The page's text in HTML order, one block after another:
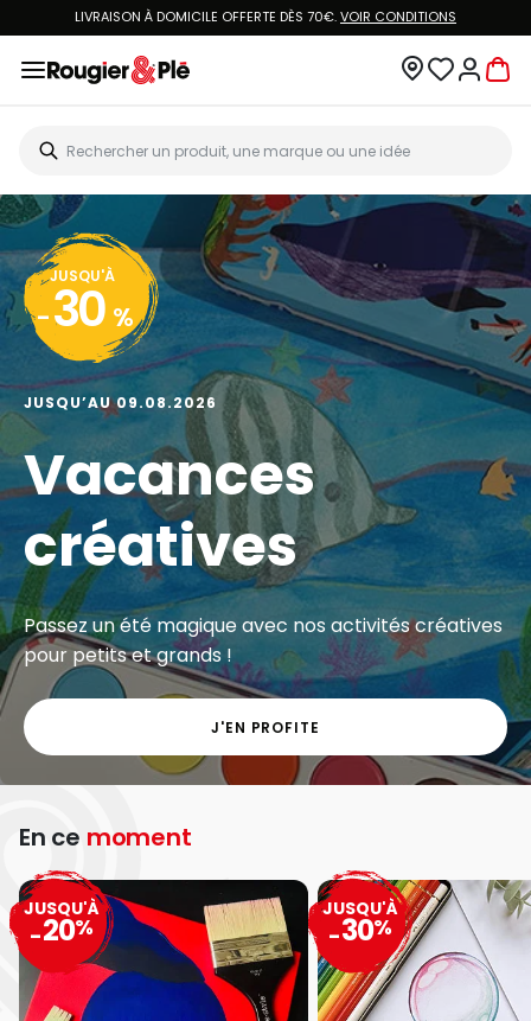
LIVRAISON À DOMICILE OFFERTE DÈS 70€.VOIR CONDITIONS
JUSQU'À
- 30 %
JUSQU’AU 09.08.2026
Vacances
créatives
Passez un été magique avec nos activités créatives
pour petits et grands !
J'EN PROFITE
En ce moment
JUSQU'À
-20%
JUSQU'À
-30%